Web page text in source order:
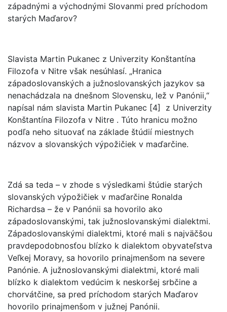
západnými a východnými Slovanmi pred príchodom
starých Maďarov?
Slavista Martin Pukanec z Univerzity Konštantína
Filozofa v Nitre však nesúhlasí. „Hranica
západoslovanských a južnoslovanských jazykov sa
nenachádzala na dnešnom Slovensku, lež v Panónii,“
napísal nám slavista Martin Pukanec [4] z Univerzity
Konštantína Filozofa v Nitre . Túto hranicu možno
podľa neho situovať na základe štúdií miestnych
názvov a slovanských výpožičiek v maďarčine.
Zdá sa teda – v zhode s výsledkami štúdie starých
slovanských výpožičiek v maďarčine Ronalda
Richardsa – že v Panónii sa hovorilo ako
západoslovanskými, tak južnoslovanskými dialektmi.
Západoslovanskými dialektmi, ktoré mali s najväčšou
pravdepodobnosťou blízko k dialektom obyvateľstva
Veľkej Moravy, sa hovorilo prinajmenšom na severe
Panónie. A južnoslovanskými dialektmi, ktoré mali
blízko k dialektom vedúcim k neskoršej srbčine a
chorvátčine, sa pred príchodom starých Maďarov
hovorilo prinajmenšom v južnej Panónii.